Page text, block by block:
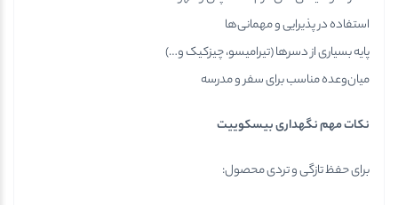
استفاده در پذیرایی و مهمانی‌ها
پایه بسیاری از دسرها (تیرامیسو، چیزکیک و…)
میان‌وعده مناسب برای سفر و مدرسه
نکات مهم نگهداری بیسکوییت
برای حفظ تازگی و تردی محصول: